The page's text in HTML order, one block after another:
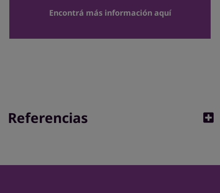
Encontrá más información aquí
Referencias